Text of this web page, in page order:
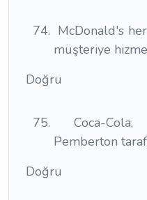
McDonald's
müşteriye
Doğru
Coca-
Pemberton
Doğru